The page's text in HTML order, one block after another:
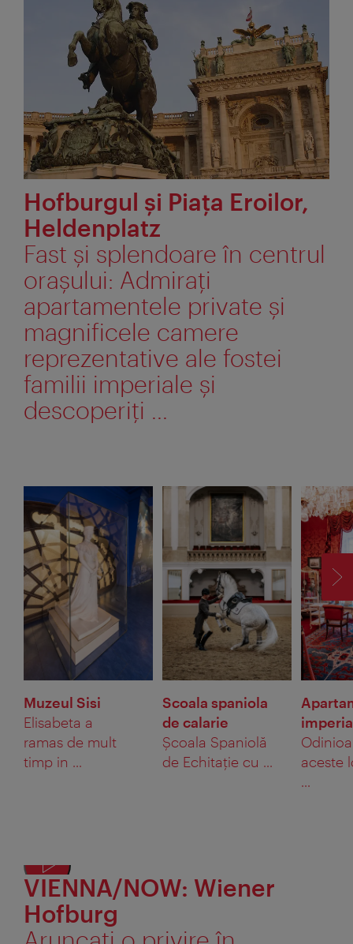
Hofburgul şi Piaţa Eroilor,
Heldenplatz
Fast şi splendoare în centrul
oraşului: Admiraţi
apartamentele private şi
magnificele camere
reprezentative ale fostei
familii imperiale şi
descoperiţi ...
Muzeul Sisi
Elisabeta a
ramas de mult
timp in ...
Scoala spaniola
de calarie
Şcoala Spaniolă
de Echitaţie cu ...
aceste
...
VIENNA/NOW: Wiener
Hofburg